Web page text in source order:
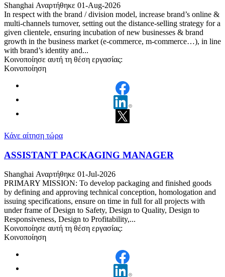
Shanghai Αναρτήθηκε 01-Aug-2026
In respect with the brand / division model, increase brand’s online &
multi-channels turnover, setting out the distance-selling strategy for a
given clientele, ensuring incubation of new businesses & brand
growth in the business market (e-commerce, m-commerce…), in line
with brand’s identity and...
Κοινοποίησε αυτή τη θέση εργασίας:
Κοινοποίηση
Κάνε αίτηση τώρα
ASSISTANT PACKAGING MANAGER
Shanghai Αναρτήθηκε 01-Jul-2026
PRIMARY MISSION: To develop packaging and finished goods
by defining and approving technical conception, homologation and
issuing specifications, ensure on time in full for all projects with
under frame of Design to Safety, Design to Quality, Design to
Responsiveness, Design to Profitability,...
Κοινοποίησε αυτή τη θέση εργασίας:
Κοινοποίηση